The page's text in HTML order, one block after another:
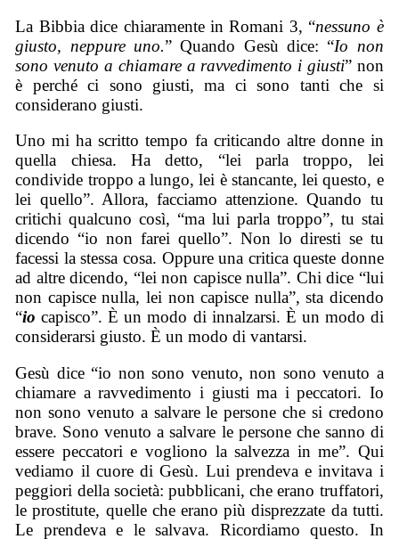
La Bibbia dice chiaramente in Romani 3, “nessuno è
giusto, neppure uno.” Quando Gesù dice: “Io non
sono venuto a chiamare a ravvedimento i giusti” non
è perché ci sono giusti, ma ci sono tanti che si
considerano giusti.
Uno mi ha scritto tempo fa criticando altre donne in
quella chiesa. Ha detto, “lei parla troppo, lei
condivide troppo a lungo, lei è stancante, lei questo, e
lei quello”. Allora, facciamo attenzione. Quando tu
critichi qualcuno così, “ma lui parla troppo”, tu stai
dicendo “io non farei quello”. Non lo diresti se tu
facessi la stessa cosa. Oppure una critica queste donne
ad altre dicendo, “lei non capisce nulla”. Chi dice “lui
non capisce nulla, lei non capisce nulla”, sta dicendo
“io capisco”. È un modo di innalzarsi. È un modo di
considerarsi giusto. È un modo di vantarsi.
Gesù dice “io non sono venuto, non sono venuto a
chiamare a ravvedimento i giusti ma i peccatori. Io
non sono venuto a salvare le persone che si credono
brave. Sono venuto a salvare le persone che sanno di
essere peccatori e vogliono la salvezza in me”. Qui
vediamo il cuore di Gesù. Lui prendeva e invitava i
peggiori della società: pubblicani, che erano truffatori,
le prostitute, quelle che erano più disprezzate da tutti.
Le prendeva e le salvava. Ricordiamo questo. In